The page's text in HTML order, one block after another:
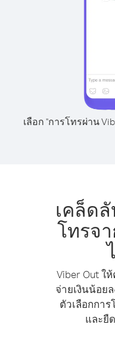
เลือก "การโทรผ่าน
เคล็ด
โทรจ
Viber Out
จ่ายเงินน้อย
ตัวเลือกกา
และยื